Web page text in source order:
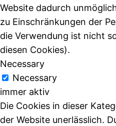
Website dadurch
zu Einschränkungen der
die Verwendung ist nicht
diesen Cookies).
Necessary
Necessary
immer aktiv
Die Cookies in dieser
der Website unerlässlich.